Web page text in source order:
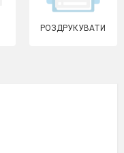
РОЗДРУКУВАТИ